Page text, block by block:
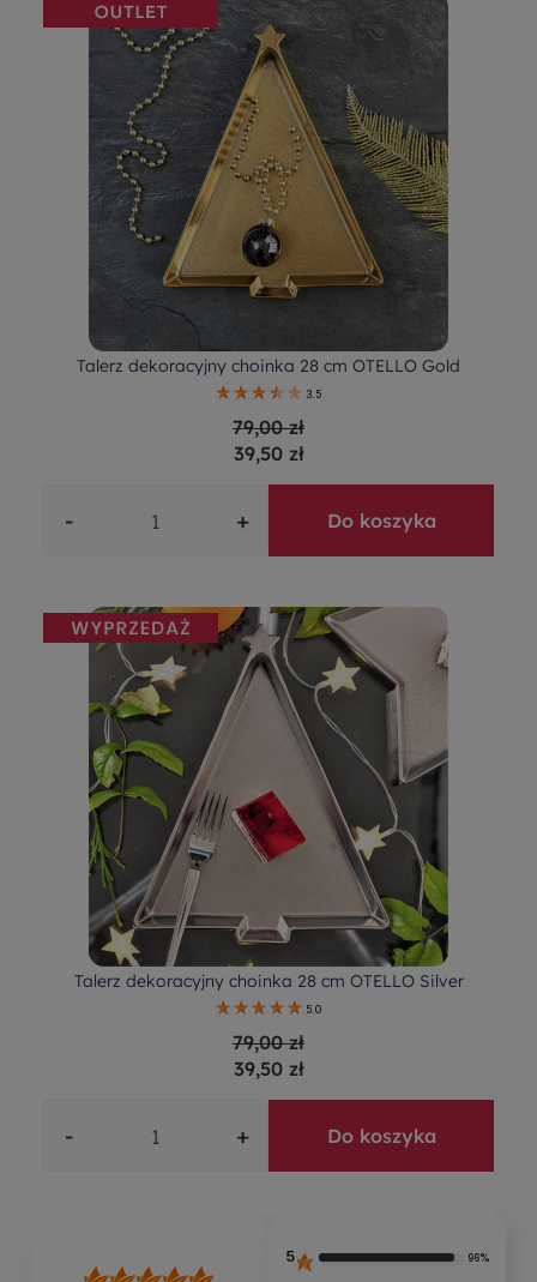
Talerz dekoracyjny choinka 28 cm OTELLO Gold
3.5
79,00 zł
39,50 zł
- + Do koszyka
Talerz dekoracyjny choinka 28 cm OTELLO Silver
5.0
79,00 zł
39,50 zł
- + Do koszyka
5 96%